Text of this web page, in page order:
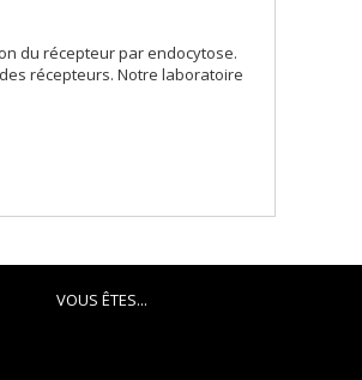
du récepteur par endocytose.
récepteurs. Notre laboratoire
VOUS ÊTES...